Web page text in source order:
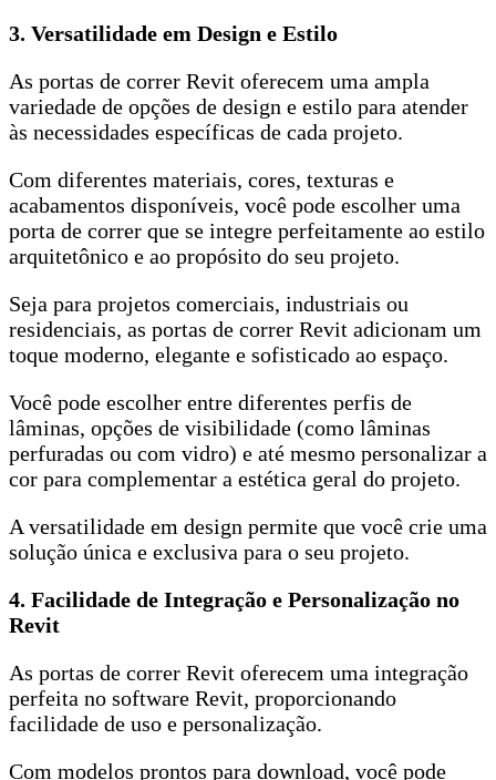
3. Versatilidade em Design e Estilo
As portas de correr Revit oferecem uma ampla
variedade de opções de design e estilo para atender
às necessidades específicas de cada projeto.
Com diferentes materiais, cores, texturas e
acabamentos disponíveis, você pode escolher uma
porta de correr que se integre perfeitamente ao estilo
arquitetônico e ao propósito do seu projeto.
Seja para projetos comerciais, industriais ou
residenciais, as portas de correr Revit adicionam um
toque moderno, elegante e sofisticado ao espaço.
Você pode escolher entre diferentes perfis de
lâminas, opções de visibilidade (como lâminas
perfuradas ou com vidro) e até mesmo personalizar a
cor para complementar a estética geral do projeto.
A versatilidade em design permite que você crie uma
solução única e exclusiva para o seu projeto.
4. Facilidade de Integração e Personalização no
Revit
As portas de correr Revit oferecem uma integração
perfeita no software Revit, proporcionando
facilidade de uso e personalização.
Com modelos prontos para download, você pode